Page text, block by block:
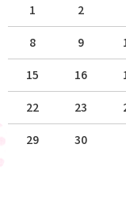
1 2
8 9
15 16
22 23
29 30